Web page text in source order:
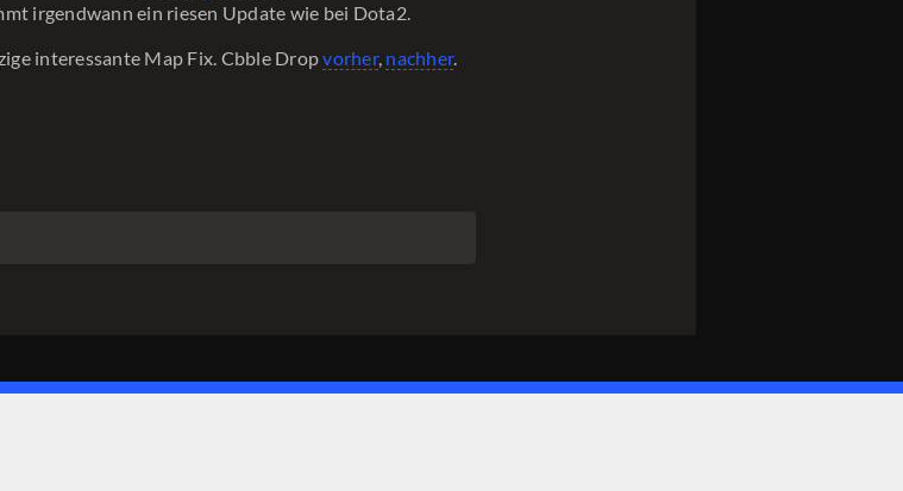
irgendwann ein riesen Update wie bei Dota2.
interessante Map Fix. Cbble Dropvorher, nachher.